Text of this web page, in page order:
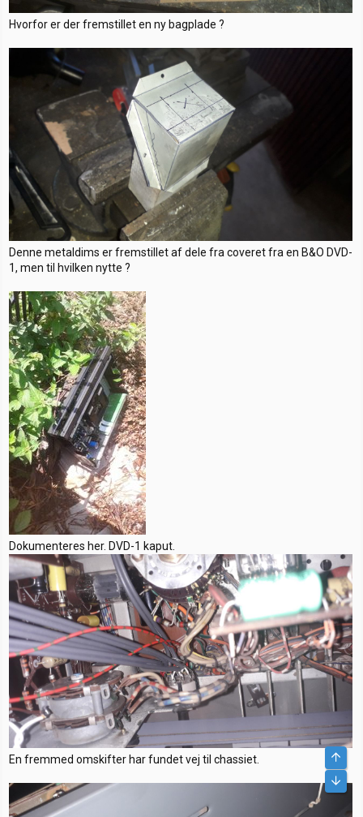
Hvorfor er der fremstillet en ny bagplade ?
Denne metaldims er fremstillet af dele fra coveret fra en B&O DVD-
1, men til hvilken nytte ?
Dokumenteres her. DVD-1 kaput.
En fremmed omskifter har fundet vej til chassiet.